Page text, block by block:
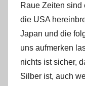
Raue Zeiten sind
die USA
Japan und die
uns aufmerken
nichts ist sicher,
Silber ist, auch